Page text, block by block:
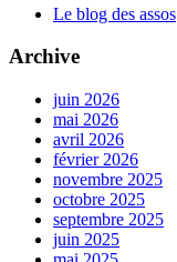
Le blog des assos
Archive
juin 2026
mai 2026
avril 2026
février 2026
novembre 2025
octobre 2025
septembre 2025
juin 2025